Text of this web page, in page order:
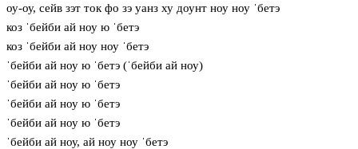
оу-оу, сейв зэт ток фо зэ уанз ху доунт ноу ноу ˈбетэ
коз ˈбейби ай ноу ю ˈбетэ
коз ˈбейби ай ноу ноу ˈбетэ
ˈбейби ай ноу ю ˈбетэ (ˈбейби ай ноу)
ˈбейби ай ноу ю ˈбетэ
ˈбейби ай ноу ю ˈбетэ
ˈбейби ай ноу ю ˈбетэ
ˈбейби ай ноу, ай ноу ноу ˈбетэ